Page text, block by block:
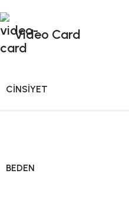
Video Card
CINSIYET
BEDEN